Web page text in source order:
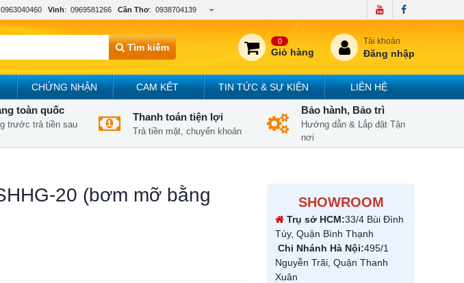
0963040460 Vinh: 0969581266 Cần Thơ: 0938704139
Tìm kiếm
0
Giỏ hàng
Tài khoản
Đăng nhập
CHỨNG NHẬN CAM KẾT TIN TỨC & SỰ KIỆN LIÊN HỆ
toàn quốc
trước trả tiền sau
Thanh toán tiện lợi
Trả tiền mặt, chuyển khoản
Bảo hành, Bảo trì
Hướng dẫn & Lắp đặt Tận
nơi
20 (bơm mỡ bằng
SHOWROOM
Trụ sở HCM:33/4 Bùi Đình
Túy, Quận Bình Thạnh
Chi Nhánh Hà Nội:495/1
Nguyễn Trãi, Quận Thanh
Xuân